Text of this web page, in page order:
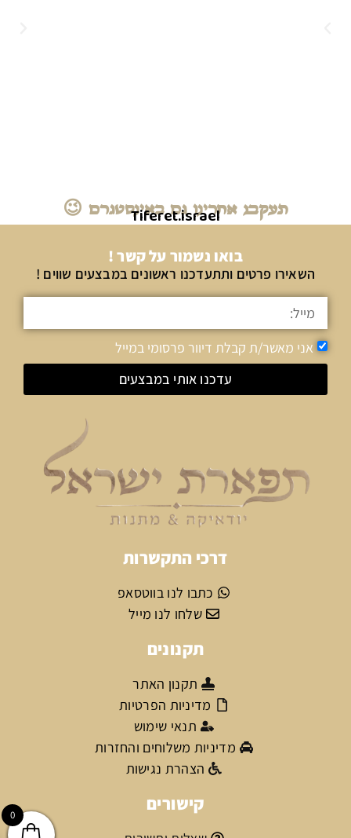
תעקבו אחרינו גם באינסטגרם 😉
Tiferet.israel
בואו נשמור על קשר !
השאירו פרטים ותתעדכנו ראשונים במבצעים שווים !
אני מאשר/ת קבלת דיוור פרסומי במייל
עדכנו אותי במבצעים
דרכי התקשרות
כתבו לנו בווטסאפ
שלחו לנו מייל
תקנונים
תקנון האתר
מדיניות הפרטיות
תנאי שימוש
מדיניות משלוחים והחזרות
הצהרת נגישות
קישורים
0